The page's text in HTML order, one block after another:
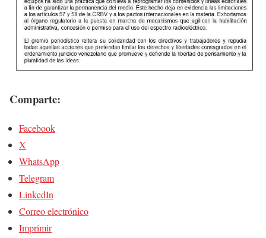
Comparte:
Facebook
X
WhatsApp
Telegram
LinkedIn
Correo electrónico
Imprimir